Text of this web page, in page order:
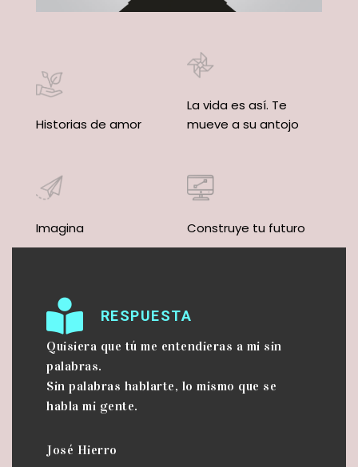
Historias de amor
La vida es así. Te
mueve a su antojo
Imagina Construye tu futuro
RESPUESTA
Quisiera que tú me entendieras a mi sin
palabras.
Sin palabras hablarte, lo mismo que se
habla mi gente.
José Hierro